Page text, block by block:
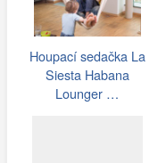
Houpací sedačka La
Siesta Habana
Lounger …